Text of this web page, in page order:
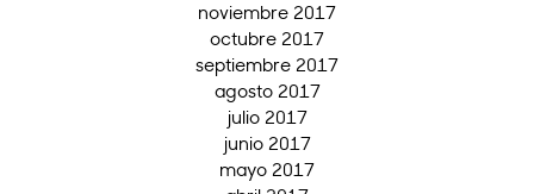
noviembre 2017
octubre 2017
septiembre 2017
agosto 2017
julio 2017
junio 2017
mayo 2017